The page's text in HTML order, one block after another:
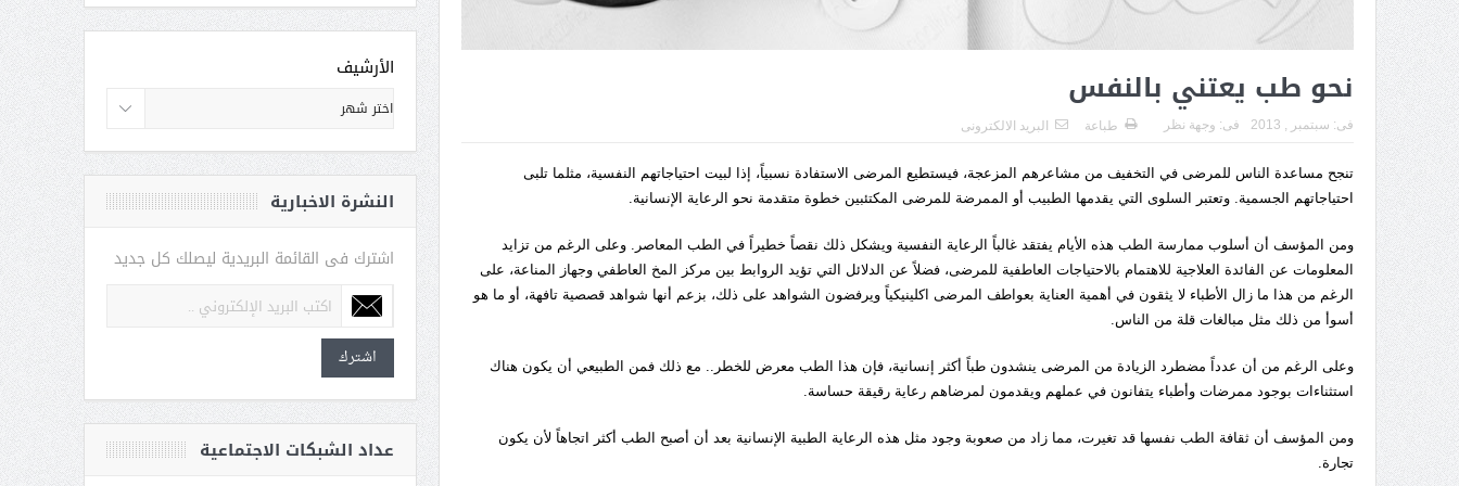
نحو طب يعتني بالنفس
فى: سبتمبر , 2013 فى: وجهة نظر طباعة البريد الالكترونى
تنجح مساعدة الناس للمرضى في التخفيف من مشاعرهم المزعجة، فيستطيع المرضى الاستفادة نسبياً، إذا لبيت احتياجاتهم النفسية، مثلما تلبى
احتياجاتهم الجسمية. وتعتبر السلوى التي يقدمها الطبيب أو الممرضة للمرضى المكتئبين خطوة متقدمة نحو الرعاية الإنسانية.
ومن المؤسف أن أسلوب ممارسة الطب هذه الأيام يفتقد غالباً الرعاية النفسية ويشكل ذلك نقصاً خطيراً في الطب المعاصر. وعلى الرغم من تزايد
المعلومات عن الفائدة العلاجية للاهتمام بالاحتياجات العاطفية للمرضى، فضلاً عن الدلائل التي تؤيد الروابط بين مركز المخ العاطفي وجهاز المناعة، على
الرغم من هذا ما زال الأطباء لا يثقون في أهمية العناية بعواطف المرضى اكلينيكياً ويرفضون الشواهد على ذلك، بزعم أنها شواهد قصصية تافهة، أو ما هو
أسوأ من ذلك مثل مبالغات قلة من الناس.
وعلى الرغم من أن عدداً مضطرد الزيادة من المرضى ينشدون طباً أكثر إنسانية، فإن هذا الطب معرض للخطر.. مع ذلك فمن الطبيعي أن يكون هناك
استثناءات بوجود ممرضات وأطباء يتفانون في عملهم ويقدمون لمرضاهم رعاية رقيقة حساسة.
ومن المؤسف أن ثقافة الطب نفسها قد تغيرت، مما زاد من صعوبة وجود مثل هذه الرعاية الطبية الإنسانية بعد أن أصبح الطب أكثر اتجاهاً لأن يكون
تجارة.
الأرشيف
النشرة الاخبارية
اشترك فى القائمة البريدية ليصلك كل جديد
اشترك
عداد الشبكات الاجتماعية